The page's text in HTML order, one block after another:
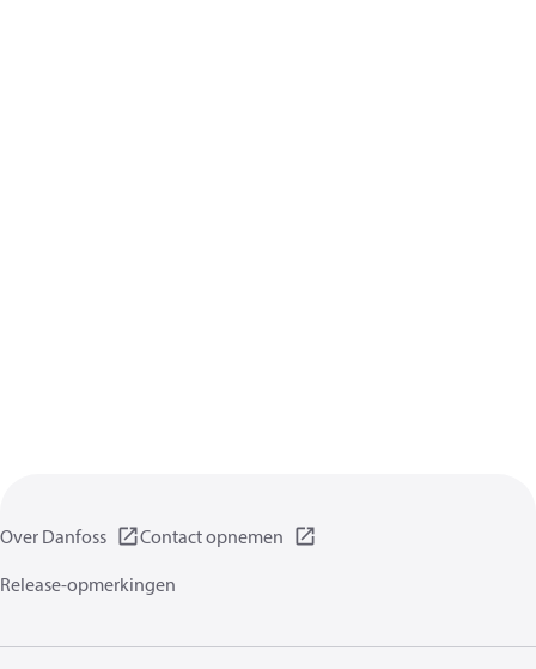
Over Danfoss
Contact opnemen
Release-opmerkingen